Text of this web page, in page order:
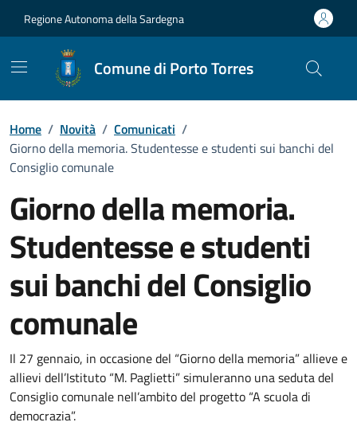
Regione Autonoma della Sardegna
Comune di Porto Torres
Home / Novità / Comunicati /
Giorno della memoria. Studentesse e studenti sui banchi del
Consiglio comunale
Giorno della memoria.
Studentesse e studenti
sui banchi del Consiglio
comunale
Dettagli della notizia
Il 27 gennaio, in occasione del “Giorno della memoria” allieve e
allievi dell’Istituto “M. Paglietti” simuleranno una seduta del
Consiglio comunale nell’ambito del progetto “A scuola di
democrazia”.